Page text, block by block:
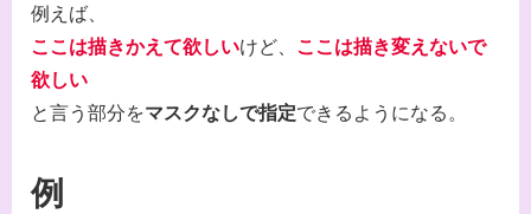
例えば、
ここは描きかえて欲しいけど、 ここは描き変えないで
欲しい
と言う部分をマスクなしで指定できるようになる。
例